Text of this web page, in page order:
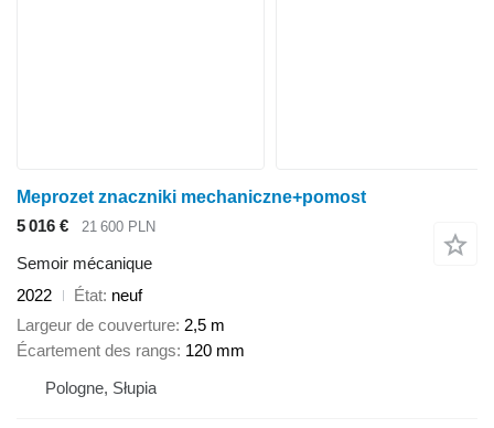
Meprozet znaczniki mechaniczne+pomost
5 016 €
21 600 PLN
Semoir mécanique
2022
État neuf
Largeur de couverture 2,5 m
Écartement des rangs 120 mm
Pologne, Słupia